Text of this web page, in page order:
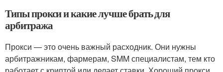
Типы прокси и какие лучше брать для
арбитража
Прокси — это очень важный расходник. Они нужны
арбитражникам, фармерам, SMM специалистам, тем кто